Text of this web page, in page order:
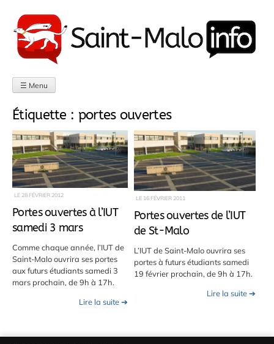
au
contenu
☰ Menu
Étiquette : portes ouvertes
LE 28 FÉVRIER 2012
Portes ouvertes à l’IUT
samedi 3 mars
Comme chaque année, l’IUT de
Saint-Malo ouvrira ses portes
aux futurs étudiants samedi 3
mars prochain, de 9h à 17h.
Lire la suite ➔
LE 16 FÉVRIER 2011
Portes ouvertes de l’IUT
de St-Malo
L’IUT de Saint-Malo ouvrira ses
portes à futurs étudiants samedi
19 février prochain, de 9h à 17h.
Lire la suite ➔